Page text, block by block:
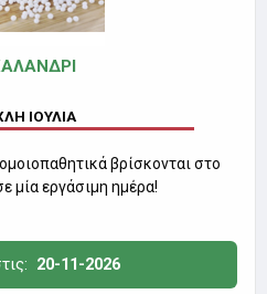
ΙΟΥΛΙΑ
βρίσκονται στο
μία εργάσιμη ημέρα!
20-11-2026